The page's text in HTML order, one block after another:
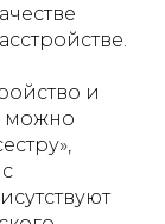
и
можно